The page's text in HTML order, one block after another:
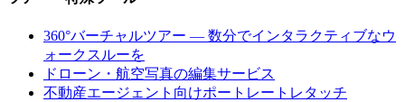
360°バーチャルツアー — 数分でインタラクティブなウ
ォークスルーを
ドローン・航空写真の編集サービス
不動産エージェント向けポートレートレタッチ